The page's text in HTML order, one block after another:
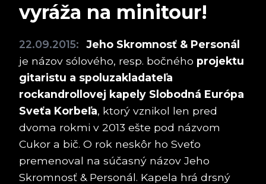
vyráža na minitour!
22.09.2015:
Jeho Skromnosť & Personál
je názov sólového, resp. bočného projektu
gitaristu a spoluzakladateľa
rockandrollovej kapely Slobodná Európa
Sveťa Korbeľa, ktorý vznikol len pred
dvoma rokmi v 2013 ešte pod názvom
Cukor a bič. O rok neskôr ho Sveťo
premenoval na súčasný názov Jeho
Skromnosť & Personál. Kapela hrá drsný